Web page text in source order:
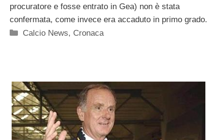
procuratore e fosse entrato in Gea) non è stata
confermata, come invece era accaduto in primo grado.
Categorie
Calcio News, Cronaca